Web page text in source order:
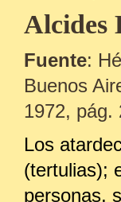
Alcides
Fuente:
Buenos
1972, pág.
Los
(tertulias);
personas,